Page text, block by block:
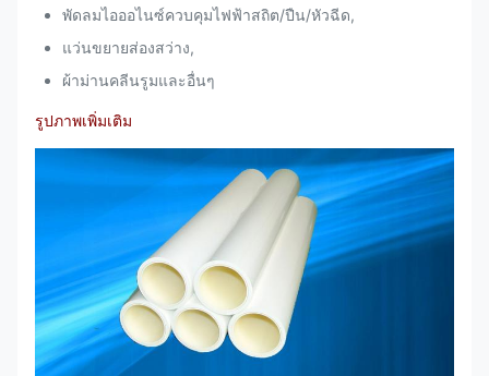
พัดลมไอออไนซ์ควบคุมไฟฟ้าสถิต/ปืน/หัวฉีด,
แว่นขยายส่องสว่าง,
ผ้าม่านคลีนรูมและอื่นๆ
รูปภาพเพิ่มเติม